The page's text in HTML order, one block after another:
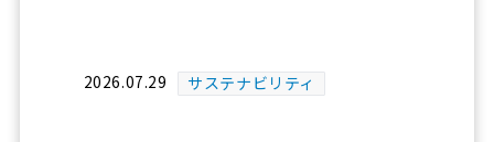
2026.07.29 サステナビリティ